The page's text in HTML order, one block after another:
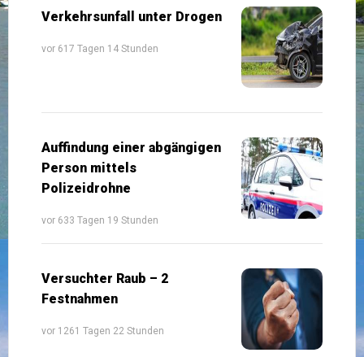
Verkehrsunfall unter Drogen
vor 617 Tagen 14 Stunden
Auffindung einer abgängigen
Person mittels
Polizeidrohne
vor 633 Tagen 19 Stunden
Versuchter Raub – 2
Festnahmen
vor 1261 Tagen 22 Stunden